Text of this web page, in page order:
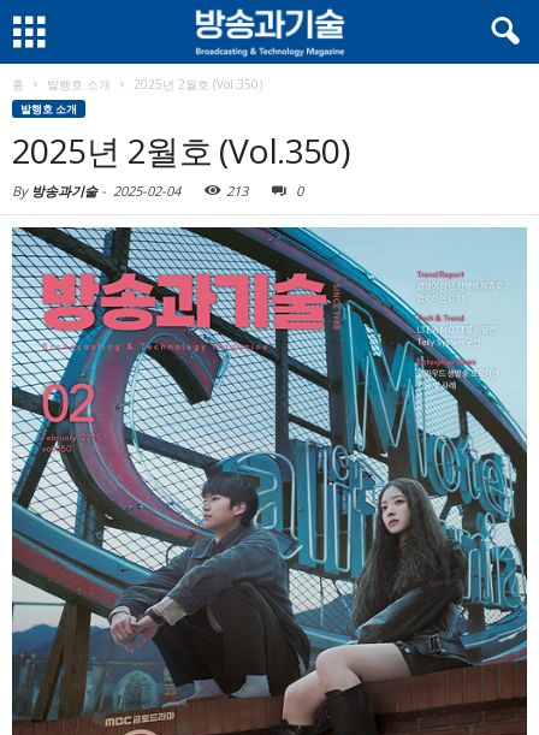
홈 발행호 소개 2025년 2월호 (Vol.350)
발행호 소개
2025년 2월호 (Vol.350)
By 방송과기술- 2025-02-04 213 0